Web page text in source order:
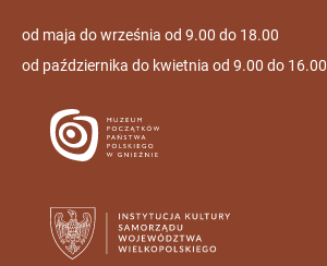
od maja do września od 9.00 do 18.00
od października do kwietnia od 9.00 do 16.00